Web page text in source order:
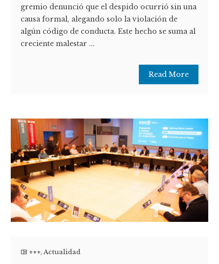
gremio denunció que el despido ocurrió sin una
causa formal, alegando solo la violación de
algún código de conducta. Este hecho se suma al
creciente malestar ...
Read More
+++,Actualidad